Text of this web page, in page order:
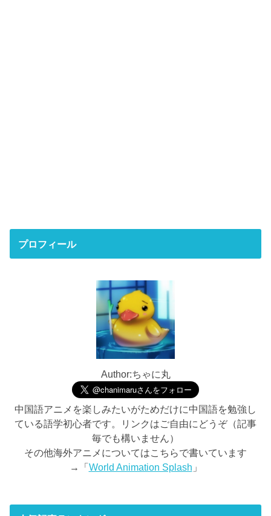
プロフィール
Author:ちゃに丸
中国語アニメを楽しみたいがためだけに中国語を勉強し
ている語学初心者です。リンクはご自由にどうぞ（記事
毎でも構いません）
その他海外アニメについてはこちらで書いています
→「 World Animation Splash 」